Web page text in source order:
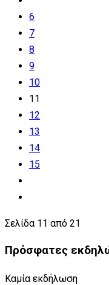
6
7
8
9
10
11
12
13
14
15
Σελίδα 11 από 21
Πρόσφατες
Καμία εκδήλωση